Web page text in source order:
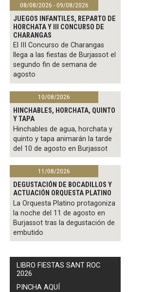
08/08/2026 - 09/08/2026
JUEGOS INFANTILES, REPARTO DE
HORCHATA Y III CONCURSO DE
CHARANGAS
El III Concurso de Charangas
llega a las fiestas de Burjassot el
segundo fin de semana de
agosto
10/08/2026
HINCHABLES, HORCHATA, QUINTO
Y TAPA
Hinchables de agua, horchata y
quinto y tapa animarán la tarde
del 10 de agosto en Burjassot
11/08/2026
DEGUSTACIÓN DE BOCADILLOS Y
ACTUACIÓN ORQUESTA PLATINO
La Orquesta Platino protagoniza
la noche del 11 de agosto en
Burjassot tras la degustación de
embutido
LIBRO FIESTAS SANT ROC
2026
PINCHA AQUÍ